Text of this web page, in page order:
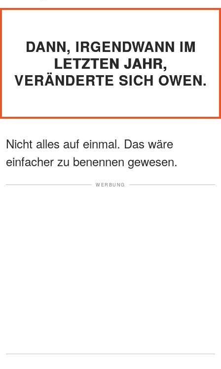
DANN, IRGENDWANN IM
LETZTEN JAHR,
VERÄNDERTE SICH OWEN.
Nicht alles auf einmal. Das wäre
einfacher zu benennen gewesen.
WERBUNG